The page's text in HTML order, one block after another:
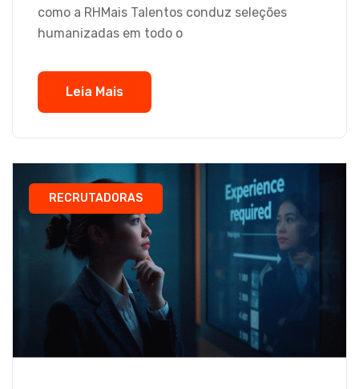
como a RHMais Talentos conduz seleções
humanizadas em todo o
Leia Mais
RECRUTADORAS